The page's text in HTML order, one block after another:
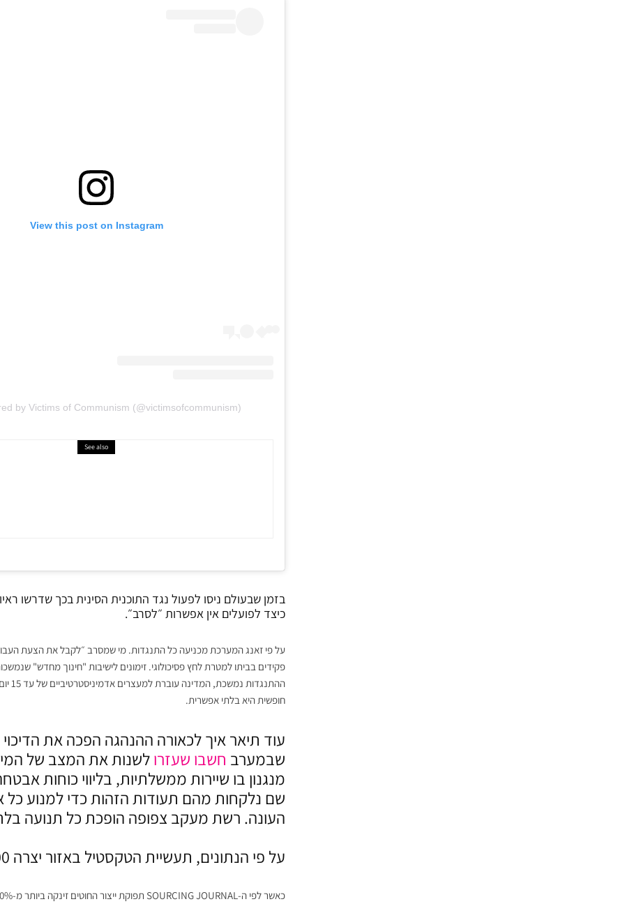
View this post on Instagram
by Victims of Communism (@victimsofcommunism)
See also
בזמן שבעולם ניסו לפעול נגד התוכנית הסינית בכך שדרשו
כיצד לפועלים אין אפשרות ״לסרב״.
על פי זאנג המערכת מכניעה כל התנגדות. מי שמסרב ״לקבל את הצעת
חופשית היא בלתי אפשרית.
עוד תיאר איך לכאורה ההנהגה הפכה את הדיכוי
שבמערב חשבו שעזרולשנות את המצב של
מנגנון בו שיירות ממשלתיות, בליווי כוחות
שם נלקחות מהם תעודות הזהות כדי למנוע כל
העונה. רשת מעקב צפופה הופכת כל תנועה
על פי הנתונים, תעשיית הטקסטיל באזור יצרה 46,800 משרות חדשות רק בשנת 2025.